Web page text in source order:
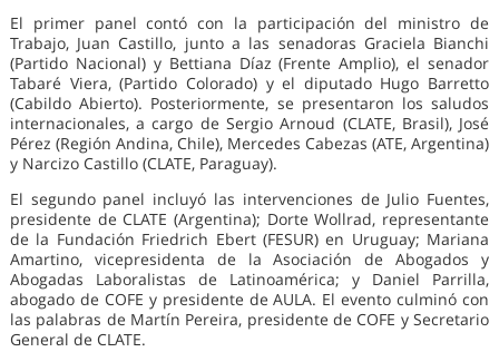
El primer panel contó con la participación del ministro de
Trabajo, Juan Castillo, junto a las senadoras Graciela Bianchi
(Partido Nacional) y Bettiana Díaz (Frente Amplio), el senador
Tabaré Viera, (Partido Colorado) y el diputado Hugo Barretto
(Cabildo Abierto). Posteriormente, se presentaron los saludos
internacionales, a cargo de Sergio Arnoud (CLATE, Brasil), José
Pérez (Región Andina, Chile), Mercedes Cabezas (ATE, Argentina)
y Narcizo Castillo (CLATE, Paraguay).
El segundo panel incluyó las intervenciones de Julio Fuentes,
presidente de CLATE (Argentina); Dorte Wollrad, representante
de la Fundación Friedrich Ebert (FESUR) en Uruguay; Mariana
Amartino, vicepresidenta de la Asociación de Abogados y
Abogadas Laboralistas de Latinoamérica; y Daniel Parrilla,
abogado de COFE y presidente de AULA. El evento culminó con
las palabras de Martín Pereira, presidente de COFE y Secretario
General de CLATE.